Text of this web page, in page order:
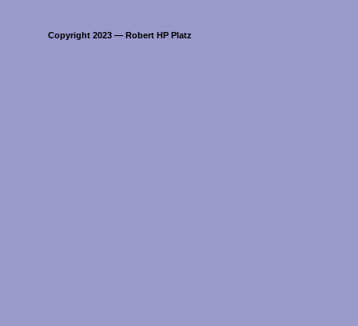
Copyright 2023 ― Robert HP Platz